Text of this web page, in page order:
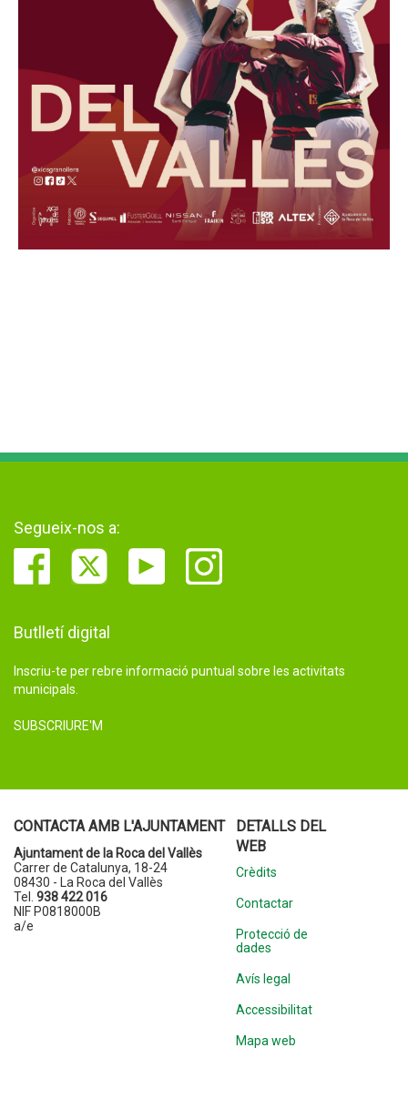
Segueix-nos a:
Butlletí digital
Inscriu-te per rebre informació puntual sobre les activitats
municipals.
SUBSCRIURE'M
CONTACTA AMB L'AJUNTAMENT
Ajuntament de la Roca del Vallès
Carrer de Catalunya, 18-24
08430 - La Roca del Vallès
Tel. 938 422 016
NIF P0818000B
a/e
DETALLS DEL
WEB
Crèdits
Contactar
Protecció de
dades
Avís legal
Accessibilitat
Mapa web